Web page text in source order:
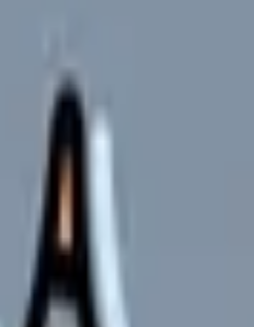
・各サービス公式情報もあ